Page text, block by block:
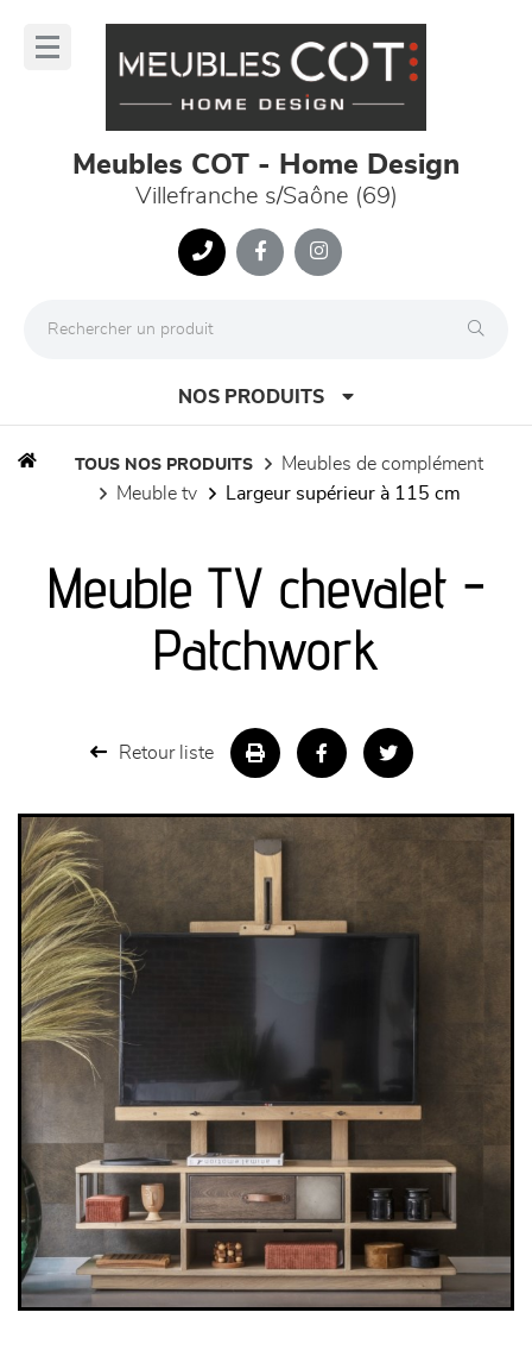
Meubles COT - Home Design
Villefranche s/Saône (69)
NOS PRODUITS
séjours
meubles de complément
décoration
TOUS NOS PRODUITS
meubles de complément
meuble tv
largeur supérieur à 115 cm
Meuble TV chevalet -
Patchwork
Retour liste